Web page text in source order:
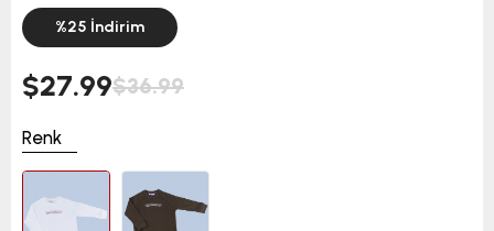
%25 İndirim
$36.99
$27.99
Renk